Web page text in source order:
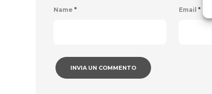
Name * Email *